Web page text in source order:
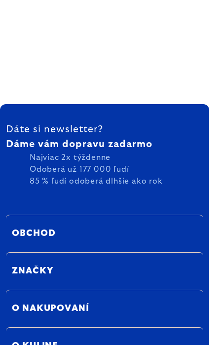
ZÁPÄTIE
Dáte si newsletter?
Dáme vám dopravu zadarmo
Najviac 2x týždenne
Odoberá už 177 000 ľudí
85 % ľudí odoberá dlhšie ako rok
OBCHOD
ZNAČKY
O NAKUPOVANÍ